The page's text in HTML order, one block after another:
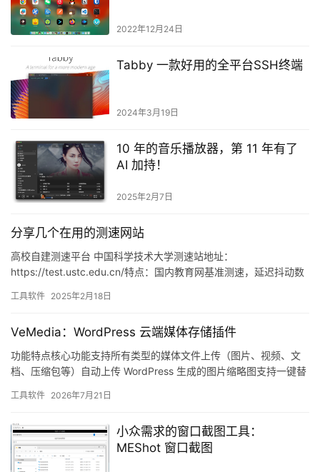
2022年12月24日
Tabby 一款好用的全平台SSH终端
2024年3月19日
10 年的音乐播放器，第 11 年有了
AI 加持！
2025年2月7日
分享几个在用的测速网站
高校自建测速平台 中国科学技术大学测速站地址：
https://test.ustc.edu.cn/特点：国内教育网基准测速，延迟抖动数
工具软件 2025年2月18日
VeMedia：WordPress 云端媒体存储插件
功能特点核心功能支持所有类型的媒体文件上传（图片、视频、文
档、压缩包等）自动上传 WordPress 生成的图片缩略图支持一键替
工具软件 2026年7月21日
小众需求的窗口截图工具：
MEShot 窗口截图